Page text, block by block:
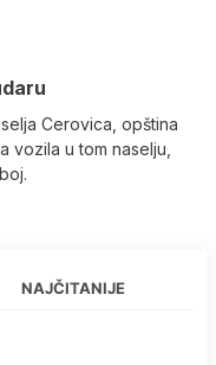
Cerovica, opština
vozila u tom naselju,
NAJČITANIJE